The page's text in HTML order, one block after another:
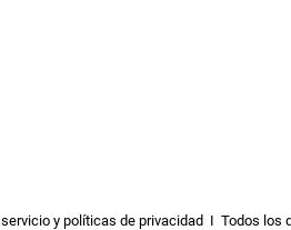
y políticas de privacidadI Todos los